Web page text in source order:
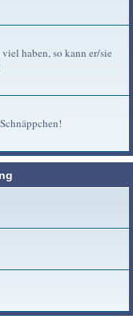
haben, so kann er/sie